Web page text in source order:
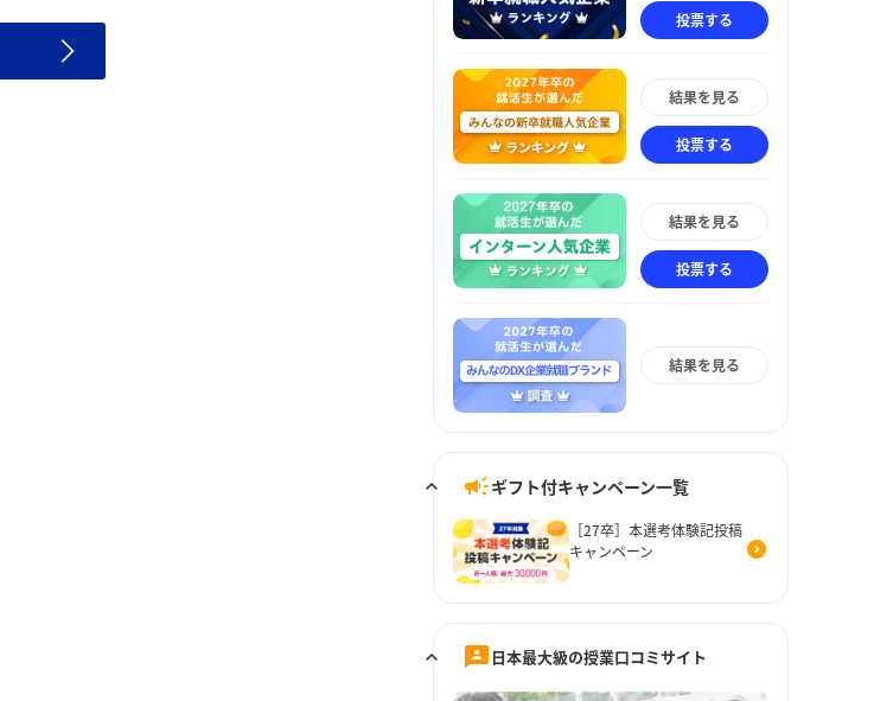
投票する
結果を見る
投票する
結果を見る
投票する
結果を見る
ギフト付キャンペーン一覧
［27卒］本選考体験記投稿
キャンペーン
日本最大級の授業口コミサイト